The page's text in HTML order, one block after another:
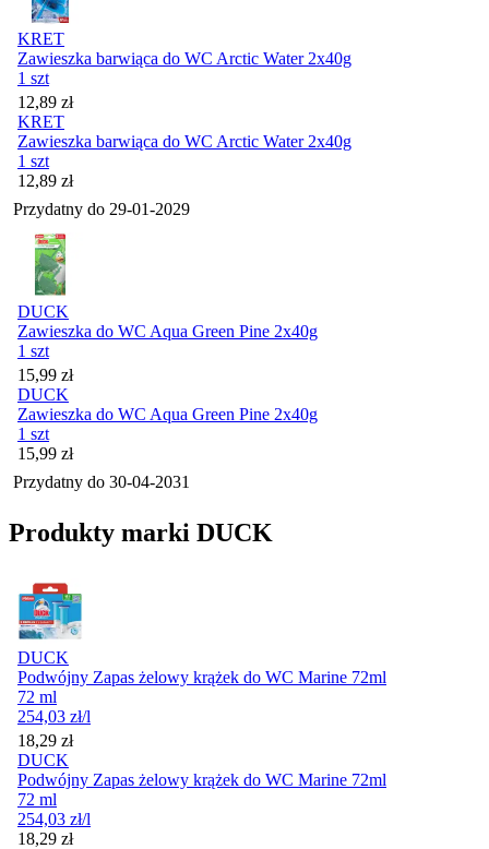
KRET
Zawieszka barwiąca do WC Arctic Water 2x40g
1 szt
Cena
12,89 zł
KRET
Zawieszka barwiąca do WC Arctic Water 2x40g
1 szt
Cena
12,89 zł
Przydatny do 29-01-2029
DUCK
Zawieszka do WC Aqua Green Pine 2x40g
1 szt
Cena
15,99 zł
DUCK
Zawieszka do WC Aqua Green Pine 2x40g
1 szt
Cena
15,99 zł
Przydatny do 30-04-2031
Produkty marki DUCK
DUCK
Podwójny Zapas żelowy krążek do WC Marine 72ml
72 ml
254,03 zł/l
Cena
18,29 zł
DUCK
Podwójny Zapas żelowy krążek do WC Marine 72ml
72 ml
254,03 zł/l
Cena
18,29 zł